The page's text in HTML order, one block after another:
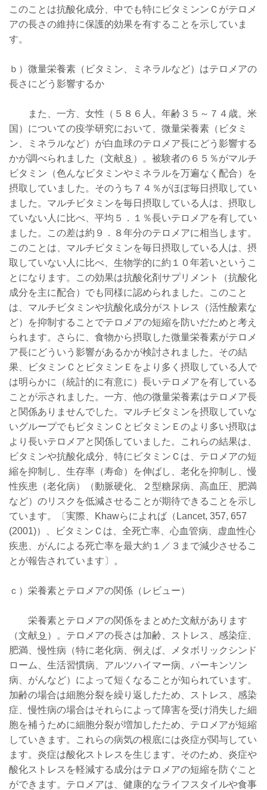
このことは抗酸化成分、中でも特にビタミンンＣがテロメ
アの長さの維持に保護的効果を有することを示していま
す。
ｂ）微量栄養素（ビタミン、ミネラルなど）はテロメアの
長さにどう影響するか
また、一方、女性（５８６人。年齢３５～７４歳。米
国）についての疫学研究において、微量栄養素（ビタミ
ン、ミネラルなど）が白血球のテロメア長にどう影響する
かが調べられました（文献８ ）。被験者の６５％がマルチ
ビタミン（色んなビタミンやミネラルを万遍なく配合）を
摂取していました。そのうち７４％がほぼ毎日摂取してい
ました。マルチビタミンを毎日摂取している人は、摂取し
ていない人に比べ、平均５．１％長いテロメアを有してい
ました。この差は約９．８年分のテロメアに相当します。
このことは、マルチビタミンを毎日摂取している人は、摂
取していない人に比べ、生物学的に約１０年若いというこ
とになります。この効果は抗酸化剤サプリメント（抗酸化
成分を主に配合）でも同様に認められました。このこと
は、マルチビタミンや抗酸化成分がストレス（活性酸素な
ど）を抑制することでテロメアの短縮を防いだためと考え
られます。さらに、食物から摂取した微量栄養素がテロメ
ア長にどういう影響があるかが検討されました。その結
果、ビタミンＣとビタミンＥをより多く摂取している人で
は明らかに（統計的に有意に）長いテロメアを有している
ことが示されました。一方、他の微量栄養素はテロメア長
と関係ありませんでした。マルチビタミンを摂取していな
いグループでもビタミンＣとビタミンＥのより多い摂取は
より長いテロメアと関係していました。これらの結果は、
ビタミンや抗酸化成分、特にビタミンＣは、テロメアの短
縮を抑制し、生存率（寿命）を伸ばし、老化を抑制し、慢
性疾患（老化病）（動脈硬化、２型糖尿病、高血圧、肥満
など）のリスクを低減させることが期待できることを示し
ています。〔実際、Khawらによれば（Lancet, 357, 657
(2001)）、ビタミンＣは、全死亡率、心血管病、虚血性心
疾患、がんによる死亡率を最大約１／３まで減少させるこ
とが報告されています〕。
ｃ）栄養素とテロメアの関係（レビュー）
栄養素とテロメアの関係をまとめた文献があります
（文献 ９ ）。テロメアの長さは加齢、ストレス、感染症、
肥満、慢性病（特に老化病、例えば、メタボリックシンド
ローム、生活習慣病、アルツハイマー病、パーキンソン
病、がんなど）によって短くなることが知られています。
加齢の場合は細胞分裂を繰り返したため、ストレス、感染
症、慢性病の場合はそれらによって障害を受け消失した細
胞を補うために細胞分裂が増加したため、テロメアが短縮
していきます。これらの病気の根底には炎症が関与してい
ます。炎症は酸化ストレスを生じます。そのため、炎症や
酸化ストレスを軽減する成分はテロメアの短縮を防ぐこと
ができます。テロメアは、健康的なライフスタイルや食事